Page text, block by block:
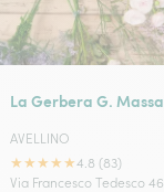
La Gerbera G. Massa
AVELLINO
★★★★★4.8 (83)
Via Francesco Tedesco 46